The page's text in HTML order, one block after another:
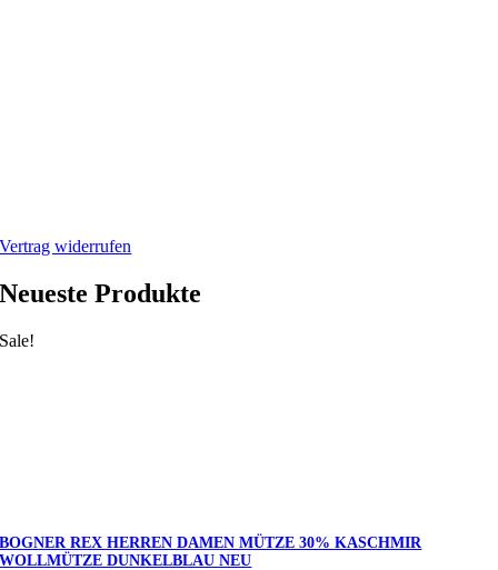
Vertrag widerrufen
Neueste Produkte
Sale!
BOGNER REX HERREN DAMEN MÜTZE 30% KASCHMIR
WOLLMÜTZE DUNKELBLAU NEU